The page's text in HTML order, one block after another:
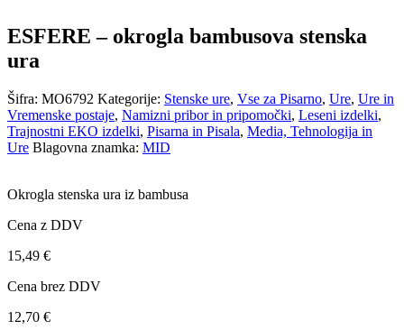
ESFERE – okrogla bambusova stenska
ura
Šifra: MO6792 Kategorije: Stenske ure, Vse za Pisarno, Ure, Ure in
Vremenske postaje, Namizni pribor in pripomočki, Leseni izdelki,
Trajnostni EKO izdelki, Pisarna in Pisala, Media, Tehnologija in
Ure Blagovna znamka: MID
Okrogla stenska ura iz bambusa
Cena z DDV
15,49 €
Cena brez DDV
12,70 €